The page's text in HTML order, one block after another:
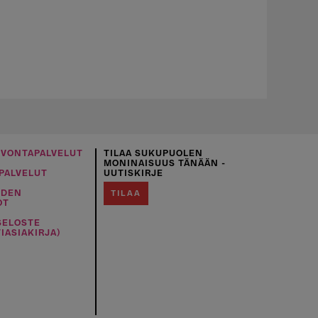
TILAA SUKUPUOLEN
MONINAISUUS TÄNÄÄN -
UUTISKIRJE
TILAA